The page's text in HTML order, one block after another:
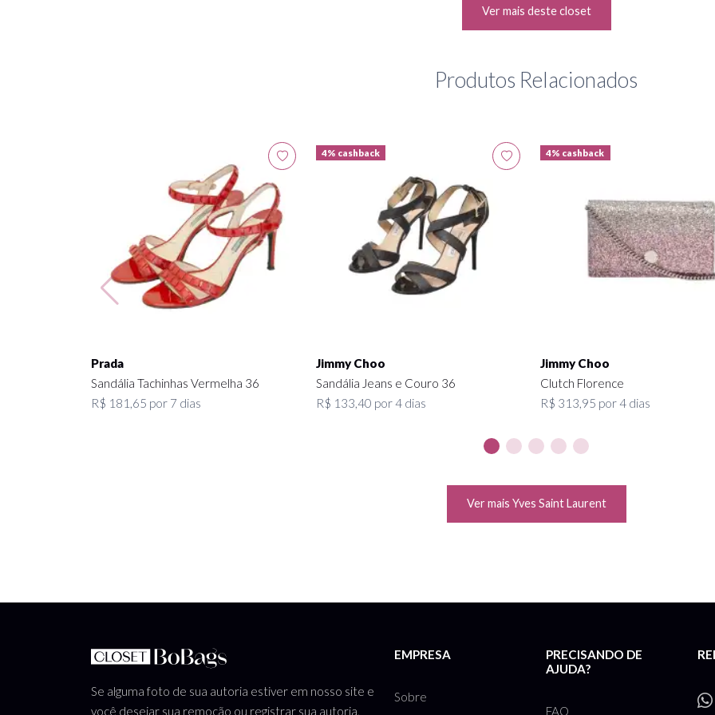
Ver mais deste closet
Produtos Relacionados
Prada
Sandália Tachinhas Vermelha 36
R$ 181,65 por 7 dias
4% cashback
Jimmy Choo
Sandália Jeans e Couro 36
R$ 133,40 por 4 dias
4% cashback
Jimmy Choo
Clutch Florence
R$ 313,95 por 4 dias
Ver mais Yves Saint Laurent
Se alguma foto de sua autoria estiver em nosso site e
você desejar sua remoção ou registrar sua autoria,
EMPRESA
Sobre
PRECISANDO DE
AJUDA?
FAQ